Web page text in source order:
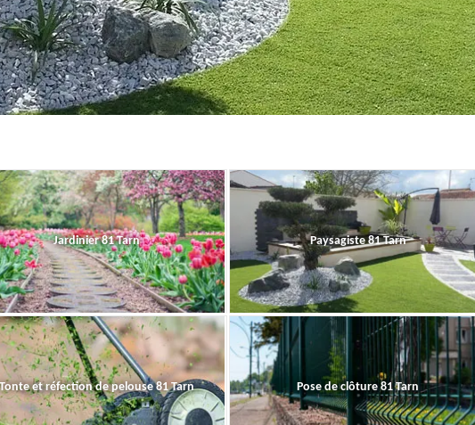
Jardinier 81 Tarn Paysagiste 81 Tarn
Tonte et réfection de pelouse 81 Tarn Pose de clôture 81 Tarn